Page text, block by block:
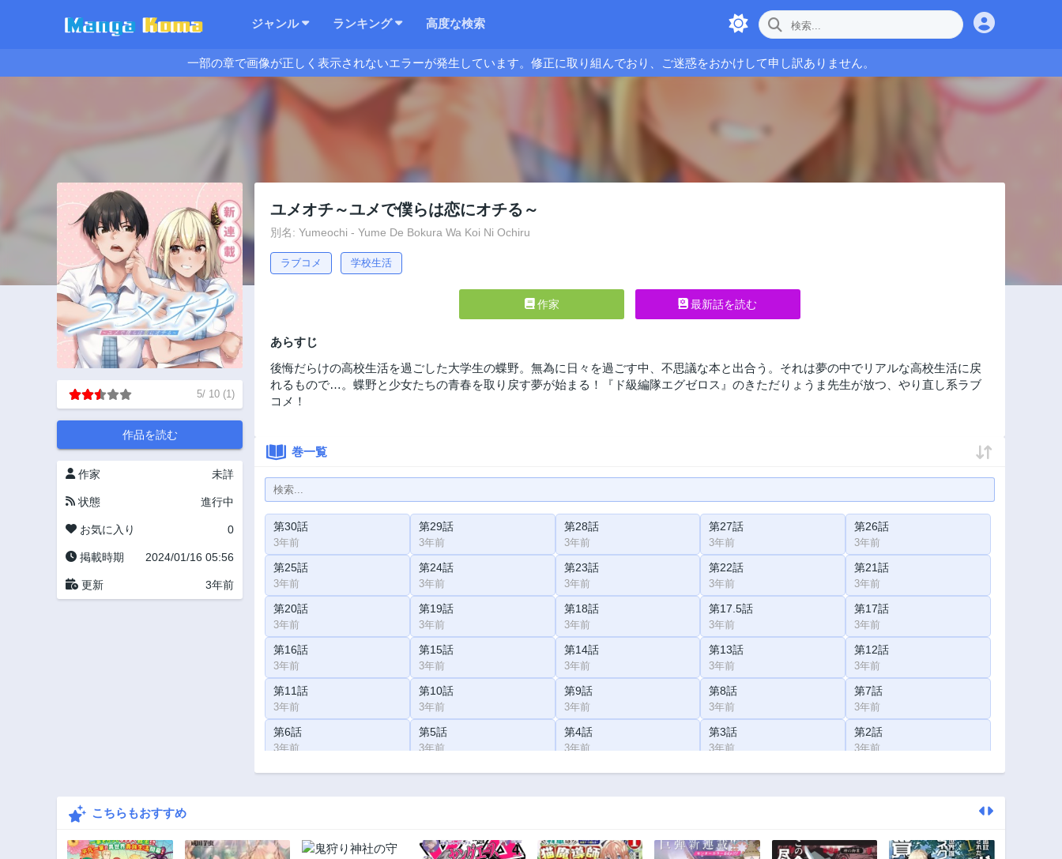
ジャンル ランキング 高度な検索
一部の章で画像が正しく表示されないエラーが発生しています。修正に取り組んでおり、ご迷惑をおかけして申し訳ありません。
5/ 10 (1)
作品を読む
作家 未詳
状態 進行中
お気に入り 0
掲載時期 2024/01/16 05:56
更新 3年前
ユメオチ～ユメで僕らは恋にオチる～
別名: Yumeochi - Yume De Bokura Wa Koi Ni Ochiru
ラブコメ 学校生活
作家 最新話を読む
あらすじ
後悔だらけの高校生活を過ごした大学生の蝶野。無為に日々を過ごす中、不思議な本と出合う。それは夢の中でリアルな高校生活に戻
れるもので…。蝶野と少女たちの青春を取り戻す夢が始まる！『ド級編隊エグゼロス』のきただりょうま先生が放つ、やり直し系ラブ
コメ！
巻一覧
第30話
3年前
第29話
3年前
第28話
3年前
第27話
3年前
第26話
3年前
第25話
3年前
第24話
3年前
第23話
3年前
第22話
3年前
第21話
3年前
第20話
3年前
第19話
3年前
第18話
3年前
第17.5話
3年前
第17話
3年前
第16話
3年前
第15話
3年前
第14話
3年前
第13話
3年前
第12話
3年前
第11話
3年前
第10話
3年前
第9話
3年前
第8話
3年前
第7話
3年前
第6話
3年前
第5話
3年前
第4話
3年前
第3話
3年前
第2話
3年前
第1話
こちらもおすすめ